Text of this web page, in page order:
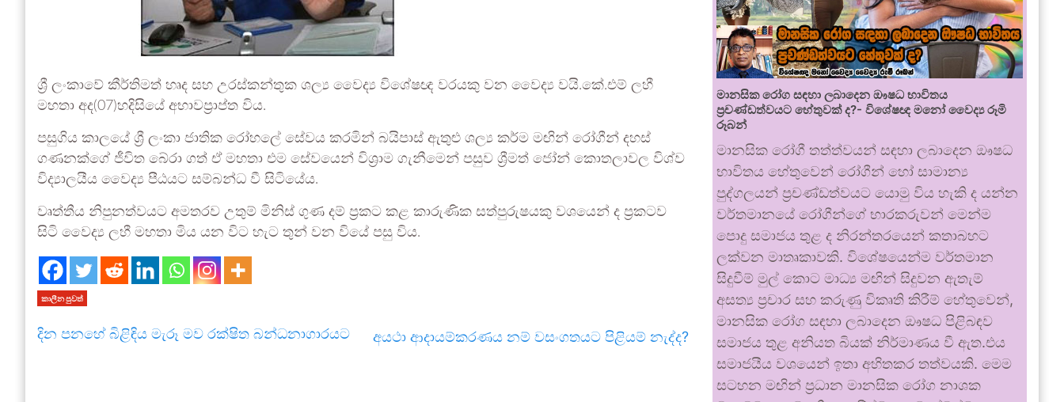
ශ්‍රී ලංකාවේ කීර්තිමත් හෘද සහ උරස්කන්තුක ශල්‍ය වෛද්‍ය විශේෂඥ වරයකු වන වෛද්‍ය වයි.කේ.එම් ලහී
මහතා අද(07)හදිසියේ අභාවප්‍රාප්ත විය.
පසුගිය කාලයේ ශ්‍රී ලංකා ජාතික රෝහලේ සේවය කරමින් බයිපාස් ඇතුළු ශල්‍ය කර්ම මඟින් රෝගීන් දහස්
ගණනක්ගේ ජීවිත බේරා ගත් ඒ මහතා එම සේවයෙන් විශ්‍රාම ගැනීමෙන් පසුව ශ්‍රීමත් ජෝන් කොතලාවල විශ්ව
විද්‍යාලයීය වෛද්‍ය පීඨයට සම්බන්ධ වී සිටියේය.
වෘත්තීය නිපුනත්වයට අමතරව උතුම් මිනිස් ගුණ දම් ප්‍රකට කළ කාරුණික සත්පුරුෂයකු වශයෙන් ද ප්‍රකටව
සිටි වෛද්‍ය ලහී මහතා මිය යන විට හැට තුන් වන වියේ පසු විය.
කාලීන පුවත්
දින පනහේ බිළිඳිය මැරූ මව රක්ෂිත බන්ධනාගාරයට අයථා ආදායම්කරණය නම් වසංගතයට පිළියම් නැද්ද?
මානසික රෝග සඳහා ලබාදෙන ඖෂධ භාවිතය
ප්‍රචණ්ඩත්වයට හේතුවක් ද?- විශේෂඥ මනෝ වෛද්‍ය රූමි
රූබන්
මානසික රෝගී තත්ත්වයන් සඳහා ලබාදෙන ඖෂධ
භාවිතය හේතුවෙන් රෝගීන් හෝ සාමාන්‍ය
පුද්ගලයන් ප්‍රචණ්ඩත්වයට යොමු විය හැකි ද යන්න
වර්තමානයේ රෝගීන්ගේ භාරකරුවන් මෙන්ම
පොදු සමාජය තුළ ද නිරන්තරයෙන් කතාබහට
ලක්වන මාතෘකාවකි. විශේෂයෙන්ම වර්තමාන
සිදුවීම් මුල් කොට මාධ්‍ය මඟින් සිදුවන ඇතැම්
අසත්‍ය ප්‍රචාර සහ කරුණු විකෘති කිරීම් හේතුවෙන්,
මානසික රෝග සඳහා ලබාදෙන ඖෂධ පිළිබඳව
සමාජය තුළ අනියත බියක් නිර්මාණය වී ඇත.එය
සමාජයීය වශයෙන් ඉතා අහිතකර තත්වයකි. මෙම
සටහන මඟින් ප්‍රධාන මානසික රෝග නාශක